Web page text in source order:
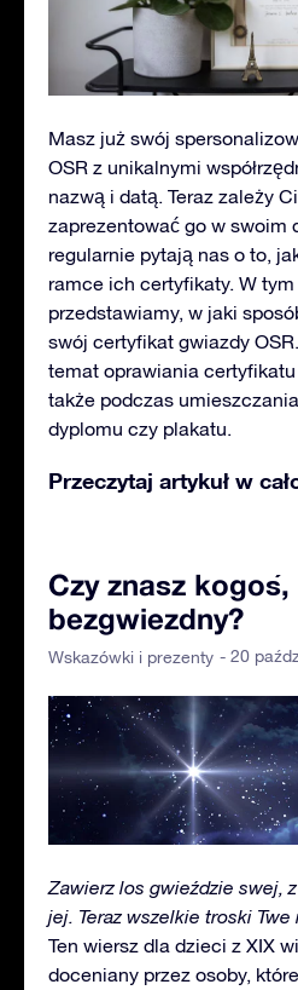
Masz już swój
OSR z unikalnymi
nazwą i datą. Teraz zależy
zaprezentować go w swoim
regularnie pytają nas o to,
ramce ich certyfikaty. W
przedstawiamy, w jaki
swój certyfikat gwiazdy
temat oprawiania
także podczas
dyplomu czy plakatu.
Przeczytaj artykuł w
Czy znasz
bezgwiezdny?
Wskazówki i prezenty - 20
Zawierz los gwieździe swej,
jej. Teraz wszelkie troski Twe
Ten wiersz dla dzieci z XIX
doceniany przez osoby,